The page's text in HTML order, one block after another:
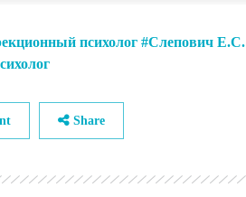
психолог Слепович Е.С.
Share